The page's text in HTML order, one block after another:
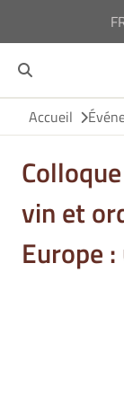
Accueil
vin et
Europe